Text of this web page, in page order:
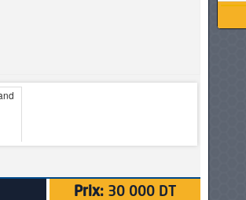
Prix: 30 000 DT